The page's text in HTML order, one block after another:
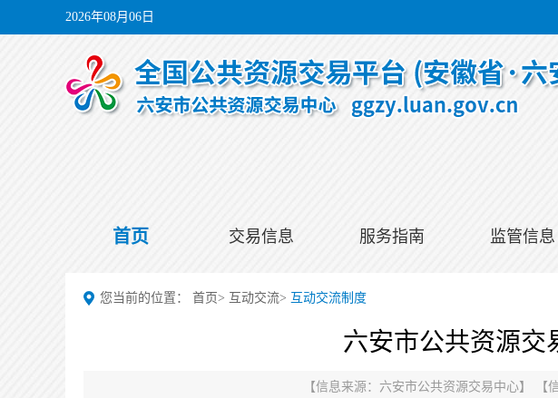
2026年08月06日
首页 交易信息 服务指南 监管信息
您当前的位置： 首页> 互动交流> 互动交流制度
六安市公共资源交
【信息来源： 六安市公共资源交易中心】 【